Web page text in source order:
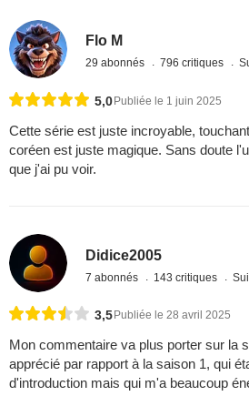
Flo M
29 abonnés 796 critiques
5,0 Publiée le 1 juin 2025
Cette série est juste incroyable,
coréen est juste magique. Sans doute
que j'ai pu voir.
Didice2005
7 abonnés 143 critiques
3,5 Publiée le 28 avril 2025
Mon commentaire va plus porter sur la
apprécié par rapport à la saison 1, qui
d'introduction mais qui m'a beaucoup